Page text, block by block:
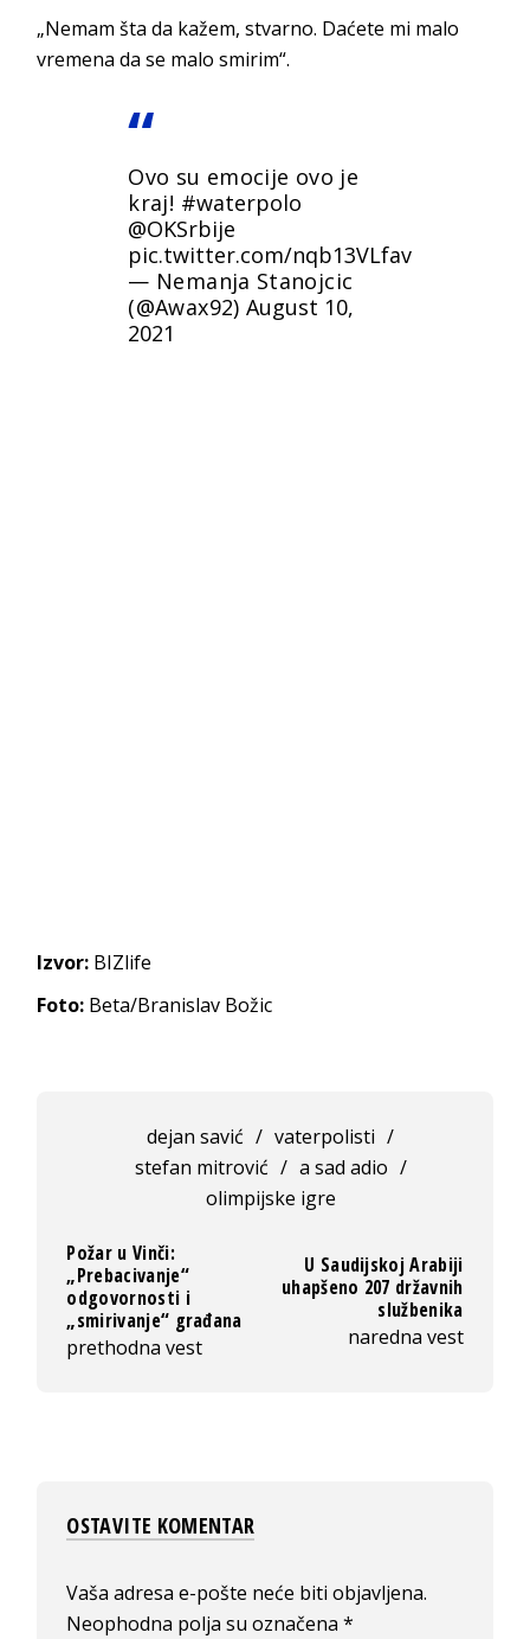
„Nemam šta da kažem, stvarno. Daćete mi malo
vremena da se malo smirim“.
Ovo su emocije ovo je
kraj! #waterpolo
@OKSrbije
pic.twitter.com/nqb13VLfav
— Nemanja Stanojcic
(@Awax92)August 10,
2021
Izvor: BIZlife
Foto: Beta/Branislav Božic
dejan savić / vaterpolisti /
stefan mitrović / a sad adio /
olimpijske igre
Požar u Vinči:
„Prebacivanje“
odgovornosti i
„smirivanje“ građana
prethodna vest
U Saudijskoj Arabiji
uhapšeno 207 državnih
službenika
naredna vest
OSTAVITE KOMENTAR
Vaša adresa e-pošte neće biti objavljena.
Neophodna polja su označena*